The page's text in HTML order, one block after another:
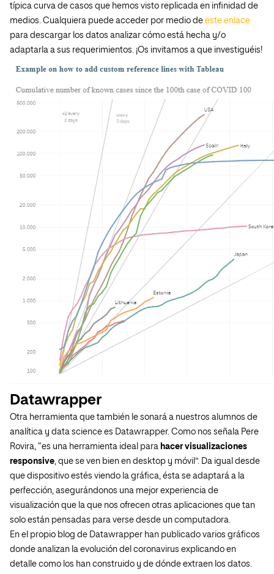
típica curva de casos que hemos visto replicada en infinidad de
medios. Cualquiera puede acceder por medio de este enlace
para descargar los datos analizar cómo está hecha y/o
adaptarla a sus requerimientos. ¡Os invitamos a que investiguéis!
Datawrapper
Otra herramienta que también le sonará a nuestros alumnos de
analítica y data science es Datawrapper. Como nos señala Pere
Rovira, “es una herramienta ideal para hacer visualizaciones
responsive, que se ven bien en desktop y móvil”. Da igual desde
que dispositivo estés viendo la gráfica, ésta se adaptará a la
perfección, asegurándonos una mejor experiencia de
visualización que la que nos ofrecen otras aplicaciones que tan
solo están pensadas para verse desde un computadora.
En el propio blog de Datawrapper han publicado varios gráficos
donde analizan la evolución del coronavirus explicando en
detalle como los han construido y de dónde extraen los datos.